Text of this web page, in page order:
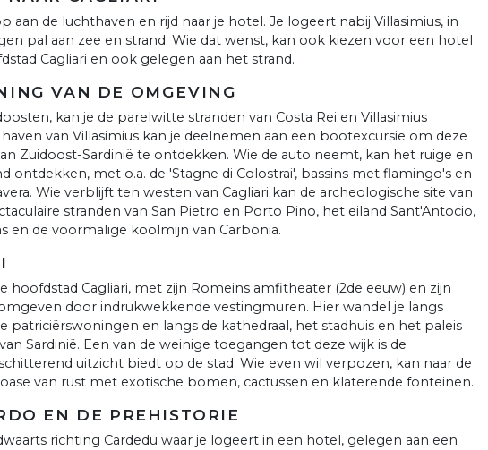
aan de luchthaven en rijd naar je hotel. Je logeert nabij Villasimius, in
pal aan zee en strand. Wie dat wenst, kan ook kiezen voor een hotel
Cagliari en ook gelegen aan het strand.
VAN DE OMGEVING
kan je de parelwitte stranden van Costa Rei en Villasimius
van Villasimius kan je deelnemen aan een bootexcursie om deze
Zuidoost-Sardinië te ontdekken. Wie de auto neemt, kan het ruige en
ontdekken, met o.a. de 'Stagne di Colostrai', bassins met flamingo's en
Wie verblijft ten westen van Cagliari kan de archeologische site van
stranden van San Pietro en Porto Pino, het eiland Sant'Antocio,
en de voormalige koolmijn van Carbonia.
hoofdstad Cagliari, met zijn Romeins amfitheater (2de eeuw) en zijn
door indrukwekkende vestingmuren. Hier wandel je langs
patriciërswoningen en langs de kathedraal, het stadhuis en het paleis
Sardinië. Een van de weinige toegangen tot deze wijk is de
uitzicht biedt op de stad. Wie even wil verpozen, kan naar de
van rust met exotische bomen, cactussen en klaterende fonteinen.
EN DE PREHISTORIE
richting Cardedu waar je logeert in een hotel, gelegen aan een